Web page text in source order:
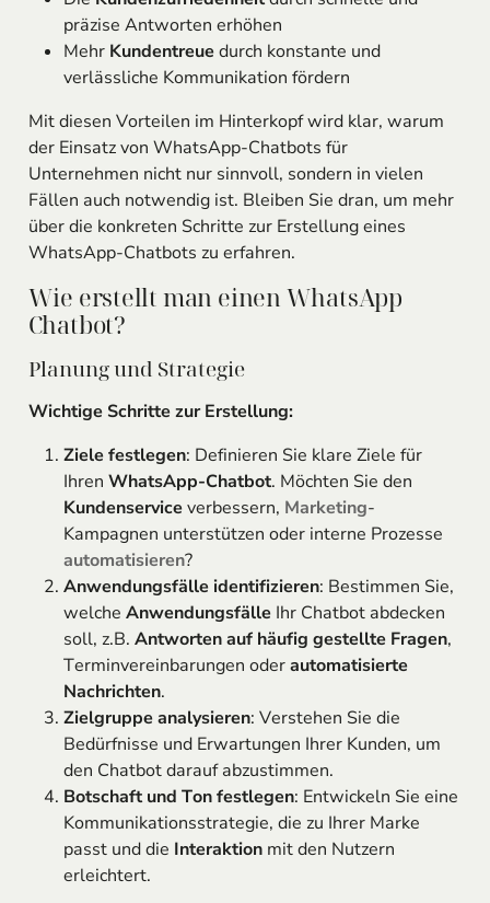
präzise Antworten erhöhen
Mehr Kundentreuedurch konstante und
verlässliche Kommunikation fördern
Mit diesen Vorteilen im Hinterkopf wird klar, warum
der Einsatz von WhatsApp-Chatbots für
Unternehmen nicht nur sinnvoll, sondern in vielen
Fällen auch notwendig ist. Bleiben Sie dran, um mehr
über die konkreten Schritte zur Erstellung eines
WhatsApp-Chatbots zu erfahren.
Wie erstellt man einen WhatsApp
Chatbot?
Planung und Strategie
Wichtige Schritte zur Erstellung:
Ziele festlegen: Definieren Sie klare Ziele für
Ihren WhatsApp-Chatbot. Möchten Sie den
Kundenserviceverbessern, Marketing-
Kampagnen unterstützen oder interne Prozesse
automatisieren?
Anwendungsfälle identifizieren: Bestimmen Sie,
welche AnwendungsfälleIhr Chatbot abdecken
soll, z.B. Antworten auf häufig gestellte Fragen,
Terminvereinbarungen oderautomatisierte
Nachrichten.
Zielgruppe analysieren: Verstehen Sie die
Bedürfnisse und Erwartungen Ihrer Kunden, um
den Chatbot darauf abzustimmen.
Botschaft und Ton festlegen: Entwickeln Sie eine
Kommunikationsstrategie, die zu Ihrer Marke
passt und die Interaktionmit den Nutzern
erleichtert.